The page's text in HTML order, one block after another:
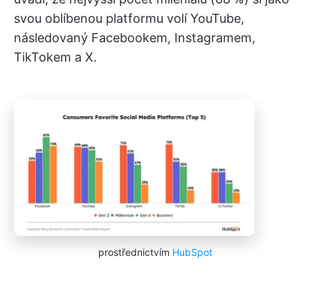
svou oblíbenou platformu volí YouTube,
následovaný Facebookem, Instagramem,
TikTokem a X.
prostřednictvím HubSpot